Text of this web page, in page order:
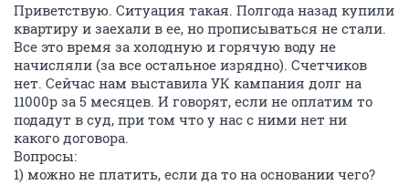
Приветствую. Ситуация такая. Полгода назад купили
квартиру и заехали в ее, но прописываться не стали.
Все это время за холодную и горячую воду не
начисляли (за все остальное изрядно). Счетчиков
нет. Сейчас нам выставила УК кампания долг на
11000р за 5 месяцев. И говорят, если не оплатим то
подадут в суд, при том что у нас с ними нет ни
какого договора.
Вопросы:
1) можно не платить, если да то на основании чего?